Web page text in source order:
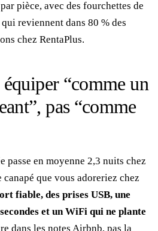
pièce, avec des fourchettes de
reviennent dans 80 % des
chez RentaPlus.
“comme un
pas “comme
passe en moyenne 2,3 nuits chez
que vous adoreriez chez
fiable, des prises USB, une
et un WiFi qui ne plante
dans les notes Airbnb, pas la